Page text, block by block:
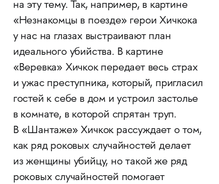
на эту тему. Так, например, в картине
«Незнакомцы в поезде» герои Хичкока
у нас на глазах выстраивают план
идеального убийства. В картине
«Веревка» Хичкок передает весь страх
и ужас преступника, который, пригласил
гостей к себе в дом и устроил застолье
в комнате, в которой спрятан труп.
В «Шантаже» Хичкок рассуждает о том,
как ряд роковых случайностей делает
из женщины убийцу, но такой же ряд
роковых случайностей помогает